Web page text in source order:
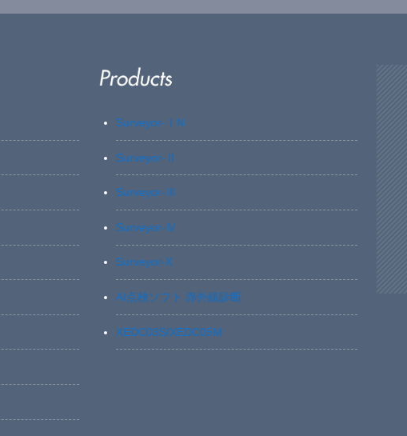
Surveyor-ⅠN
Surveyor-Ⅱ
Surveyor-Ⅲ
Surveyor-Ⅳ
Surveyor-X
AI点検ソフト 赤外線診断
XEDC03S/XEDC05M